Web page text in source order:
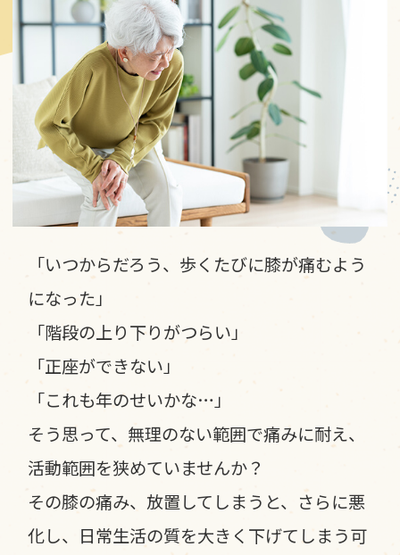
「いつからだろう、歩くたびに膝が痛むよう
になった」
「階段の上り下りがつらい」
「正座ができない」
「これも年のせいかな…」
そう思って、無理のない範囲で痛みに耐え、
活動範囲を狭めていませんか？
その膝の痛み、放置してしまうと、さらに悪
化し、日常生活の質を大きく下げてしまう可